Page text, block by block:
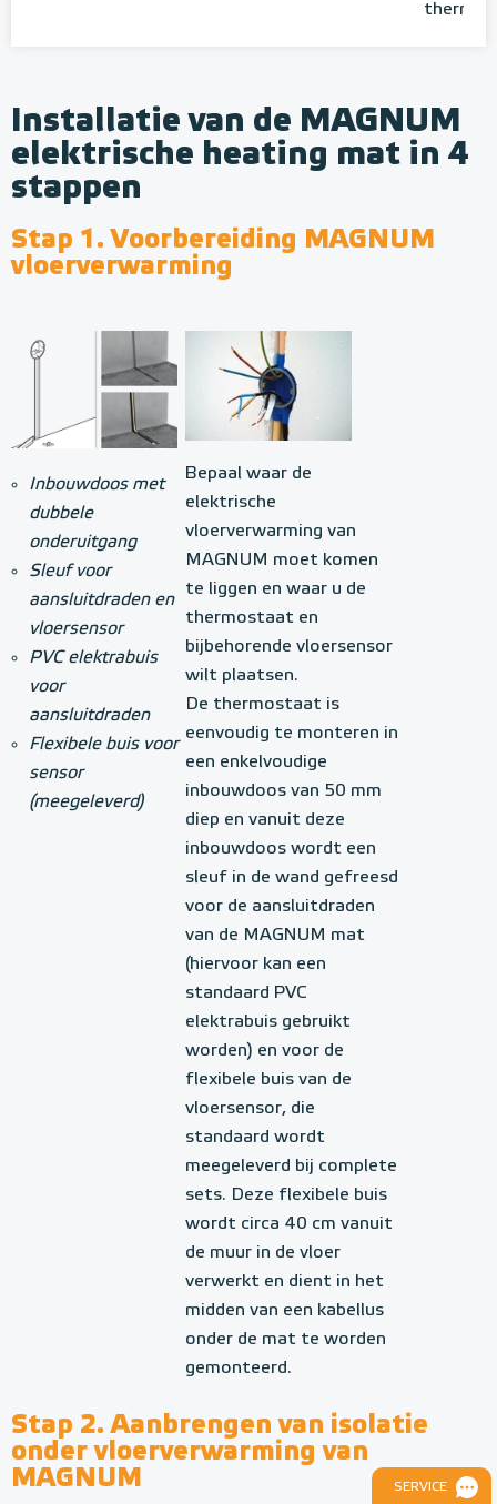
Installatie van de MAGNUM
elektrische heating mat in 4
stappen
Stap 1. Voorbereiding MAGNUM
vloerverwarming
Inbouwdoos met
dubbele
onderuitgang
Sleuf voor
aansluitdraden en
vloersensor
PVC elektrabuis
voor
aansluitdraden
Flexibele buis voor
sensor
(meegeleverd)
Bepaal waar de
elektrische
vloerverwarming van
MAGNUM moet komen
te liggen en waar u de
thermostaat en
bijbehorende vloersensor
wilt plaatsen.
De thermostaat is
eenvoudig te monteren in
een enkelvoudige
inbouwdoos van 50 mm
diep en vanuit deze
inbouwdoos wordt een
sleuf in de wand gefreesd
voor de aansluitdraden
van de MAGNUM mat
(hiervoor kan een
standaard PVC
elektrabuis gebruikt
worden) en voor de
flexibele buis van de
vloersensor, die
standaard wordt
meegeleverd bij complete
sets. Deze flexibele buis
wordt circa 40 cm vanuit
de muur in de vloer
verwerkt en dient in het
midden van een kabellus
onder de mat te worden
gemonteerd.
Stap 2. Aanbrengen van isolatie
onder vloerverwarming van
MAGNUM
SERVICE